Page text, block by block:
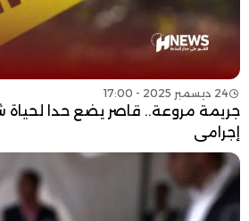
24 ديسمبر 2025 - 17:00
جريمة مروعة.. قاصر يضع حدا لحياة
إجرامي